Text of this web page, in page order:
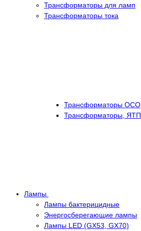
Трансформаторы для ламп
Трансформаторы тока
Трансформаторы ОСО
Трансформаторы, ЯТП
Лампы
Лампы бактерицидные
Энергосберегающие лампы
Лампы LED (GX53, GX70)